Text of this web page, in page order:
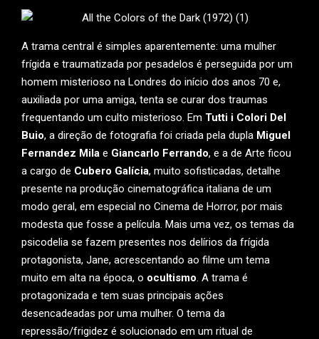
A trama central é simples aparentemente: uma mulher
frígida e traumatizada por pesadelos é perseguida por um
homem misterioso na Londres do início dos anos 70 e,
auxiliada por uma amiga, tenta se curar dos traumas
frequentando um culto misterioso. Em Tutti i Colori Del
Buio, a direção de fotografia foi criada pela dupla Miguel
Fernandez Mila e Giancarlo Ferrando, e a de Arte ficou
a cargo de Cubero Galícia, muito sofisticadas, detalhe
presente na produção cinematográfica italiana de um
modo geral, em especial no Cinema de Horror, por mais
modesta que fosse a película. Mais uma vez, os temas da
psicodelia se fazem presentes nos delírios da frígida
protagonista, Jane, acrescentando ao filme um tema
muito em alta na época, o ocultismo. A trama é
protagonizada e tem suas principais ações
desencadeadas por uma mulher. O tema da
repressão/frigidez é solucionado em um ritual de